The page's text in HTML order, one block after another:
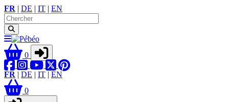
FR | DE | IT | EN
0
FR | DE | IT | EN
0